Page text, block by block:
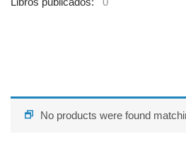
No products were found